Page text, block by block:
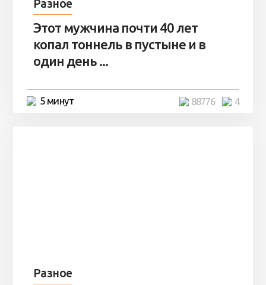
Разное
Этот мужчина почти 40 лет
копал тоннель в пустыне и в
один день ...
5 минут 4
88776
Разное